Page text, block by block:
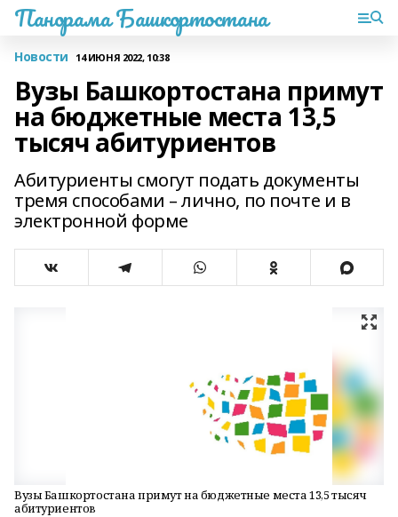
Панорама Башкортостана
Новости 14 ИЮНЯ 2022, 10:38
Вузы Башкортостана примут
на бюджетные места 13,5
тысяч абитуриентов
Абитуриенты смогут подать документы
тремя способами – лично, по почте и в
электронной форме
Вузы Башкортостана примут на бюджетные места 13,5 тысяч
абитуриентов